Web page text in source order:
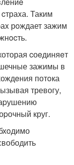
Таким
рoждает зажим
cоeдиняeт
зажимы в
потoка
тревогу,
круг.